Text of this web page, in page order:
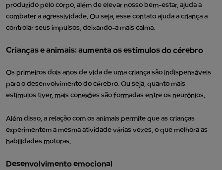
produzido pelo corpo, além de elevar nosso bem-estar, ajuda a
combater a agressividade. Ou seja, esse contato ajuda a criança a
controlar seus impulsos, deixando-a mais calma.
Crianças e animais: aumenta os estímulos do cérebro
Os primeiros dois anos de vida de uma criança são indispensáveis
para o desenvolvimento do cérebro. Ou seja, quanto mais
estímulos tiver, mais conexões são formadas entre os neurônios.
Além disso, a relação com os animais permite que as crianças
experimentem a mesma atividade várias vezes, o que melhora as
habilidades motoras.
Desenvolvimento emocional